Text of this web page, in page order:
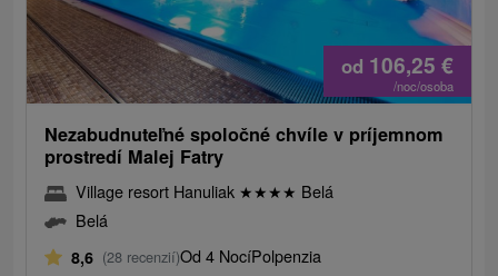
od 106,25 €
/noc/osoba
Nezabudnuteľné spoločné chvíle v príjemnom
prostredí Malej Fatry
Village resort Hanuliak ★★★★ Belá
Belá
8,6 (28 recenzií)Od 4 NocíPolpenzia